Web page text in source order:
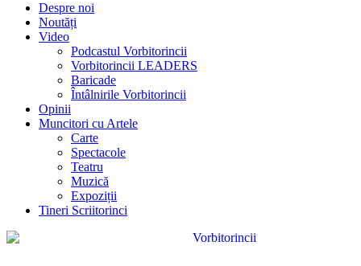
Despre noi
Noutăți
Video
Podcastul Vorbitorincii
Vorbitorincii LEADERS
Baricade
Întâlnirile Vorbitorincii
Opinii
Muncitori cu Artele
Carte
Spectacole
Teatru
Muzică
Expoziții
Tineri Scriitorinci